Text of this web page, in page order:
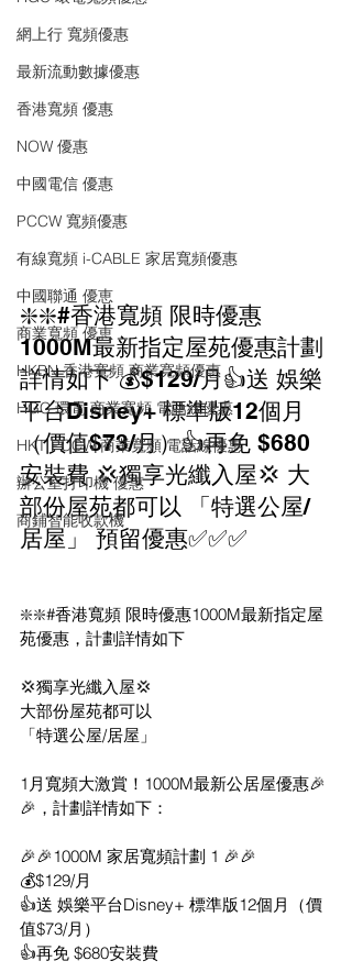
網上行 寬頻優惠
最新流動數據優惠
香港寬頻 優惠
NOW 優惠
中國電信 優惠
PCCW 寬頻優惠
有線寬頻 i-CABLE 家居寬頻優惠
中國聯通 優恵
商業寬頻 優恵
HKBN 香港寬頻 商業寬頻優惠
HGC 環電 商業寬頻 電話線優惠
HKT PCCW 商業寬頻 電話線優惠
辦公室打印機 優惠
商鋪智能收款機
❇️❇️#香港寬頻 限時優惠
1000M最新指定屋苑優惠計劃
詳情如下 💰$129/月👍送 娛樂
平台Disney+ 標準版12個月
（價值$73/月）👍再免 $680
安裝費 💢獨享光纖入屋💢 大
部份屋苑都可以 「特選公屋/
居屋」 預留優惠✅✅✅
❇️❇️#香港寬頻 限時優惠1000M最新指定屋
苑優惠，計劃詳情如下
💢獨享光纖入屋💢
大部份屋苑都可以
「特選公屋/居屋」
1月寬頻大激賞！1000M最新公居屋優惠🎉
🎉，計劃詳情如下：
🎉🎉1000M 家居寬頻計劃 1 🎉🎉
💰$129/月
👍送 娛樂平台Disney+ 標準版12個月（價
值$73/月）
👍再免 $680安裝費